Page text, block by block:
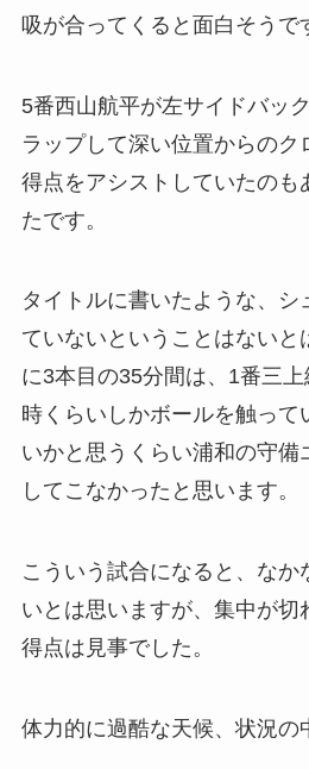
吸が合ってくると面白そうで
5番西山航平が左サイドバッ
ラップして深い位置からのク
得点をアシストしていたのも
たです。
タイトルに書いたような、シ
ていないということはないと
に3本目の35分間は、1番三
時くらいしかボールを触って
いかと思うくらい浦和の守備
してこなかったと思います。
こういう試合になると、なか
いとは思いますが、集中が切
得点は見事でした。
体力的に過酷な天候、状況の